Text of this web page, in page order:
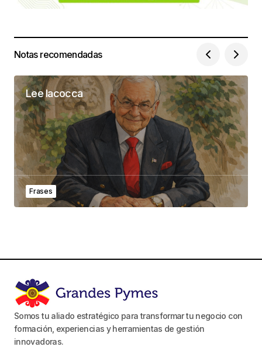
Notas recomendadas
Lee Iacocca
Frases
Somos tu aliado estratégico para transformar tu negocio con
formación, experiencias y herramientas de gestión
innovadoras.